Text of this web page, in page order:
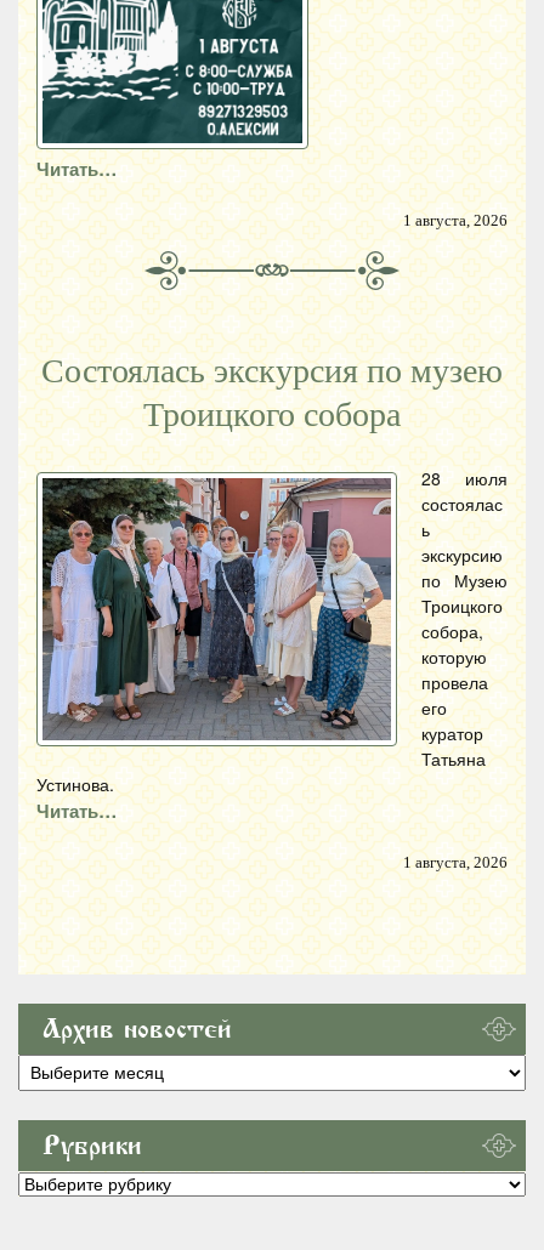
Читать…
1 августа, 2026
Состоялась экскурсия по музею
Троицкого собора
28 июля
состоялас
ь
экскурсию
по Музею
Троицкого
собора,
которую
провела
его
куратор
Татьяна
Устинова.
Читать…
1 августа, 2026
Архив новостей
Архив
новостей
Рубрики
Рубрики